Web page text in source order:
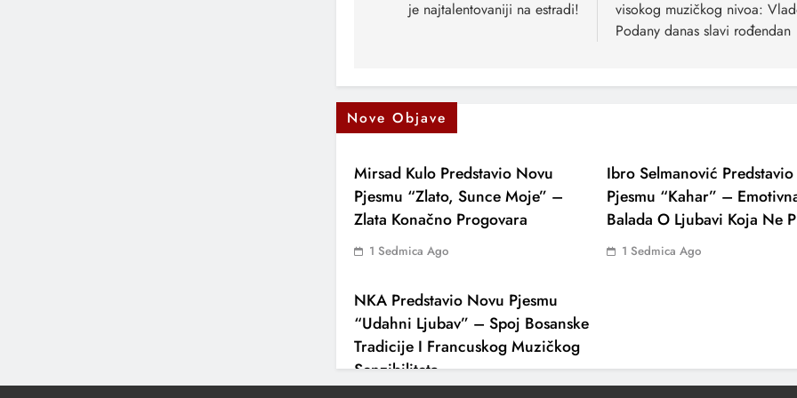
je najtalentovaniji na estradi!
visokog muzičkog nivoa:
Podany danas slavi rođendan
Nove Objave
Mirsad Kulo Predstavio Novu
Pjesmu “Zlato, Sunce Moje” –
Zlata Konačno Progovara
1 Sedmica Ago
Ibro Selmanović
Pjesmu “Kahar” –
Balada O Ljubavi Koja Ne
1 Sedmica Ago
NKA Predstavio Novu Pjesmu
“Udahni Ljubav” – Spoj Bosanske
Tradicije I Francuskog Muzičkog
Senzibiliteta